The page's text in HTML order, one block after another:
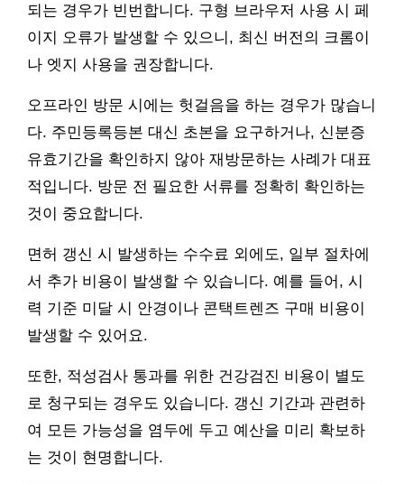
되는 경우가 빈번합니다. 구형 브라우저 사용 시 페
이지 오류가 발생할 수 있으니, 최신 버전의 크롬이
나 엣지 사용을 권장합니다.
오프라인 방문 시에는 헛걸음을 하는 경우가 많습니
다. 주민등록등본 대신 초본을 요구하거나, 신분증
유효기간을 확인하지 않아 재방문하는 사례가 대표
적입니다. 방문 전 필요한 서류를 정확히 확인하는
것이 중요합니다.
면허 갱신 시 발생하는 수수료 외에도, 일부 절차에
서 추가 비용이 발생할 수 있습니다. 예를 들어, 시
력 기준 미달 시 안경이나 콘택트렌즈 구매 비용이
발생할 수 있어요.
또한, 적성검사 통과를 위한 건강검진 비용이 별도
로 청구되는 경우도 있습니다. 갱신 기간과 관련하
여 모든 가능성을 염두에 두고 예산을 미리 확보하
는 것이 현명합니다.